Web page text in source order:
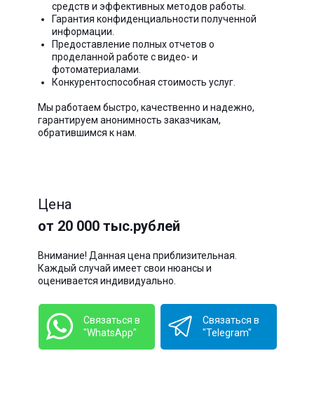
средств и эффективных методов работы.
Гарантия конфиденциальности полученной
информации.
Предоставление полных отчетов о
проделанной работе с видео- и
фотоматериалами.
Конкурентоспособная стоимость услуг.
Мы работаем быстро, качественно и надежно,
гарантируем анонимность заказчикам,
обратившимся к нам.
Цена
от 20 000 тыс.рублей
Связаться в
"WhatsApp"
Связаться в
"Telegram"
Внимание! Данная цена приблизительная.
Каждый случай имеет свои нюансы и
оценивается индивидуально.